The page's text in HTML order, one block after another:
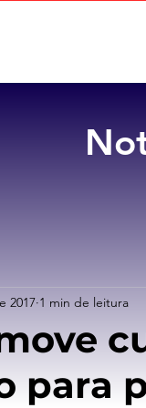
para
2017 1 min de leitura